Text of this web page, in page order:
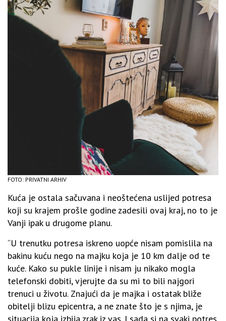
FOTO: PRIVATNI ARHIV
Kuća je ostala sačuvana i neoštećena uslijed potresa
koji su krajem prošle godine zadesili ovaj kraj, no to je
Vanji ipak u drugome planu.
“U trenutku potresa iskreno uopće nisam pomislila na
bakinu kuću nego na majku koja je 10 km dalje od te
kuće. Kako su pukle linije i nisam ju nikako mogla
telefonski dobiti, vjerujte da su mi to bili najgori
trenuci u životu. Znajući da je majka i ostatak bliže
obitelji blizu epicentra, a ne znate što je s njima, je